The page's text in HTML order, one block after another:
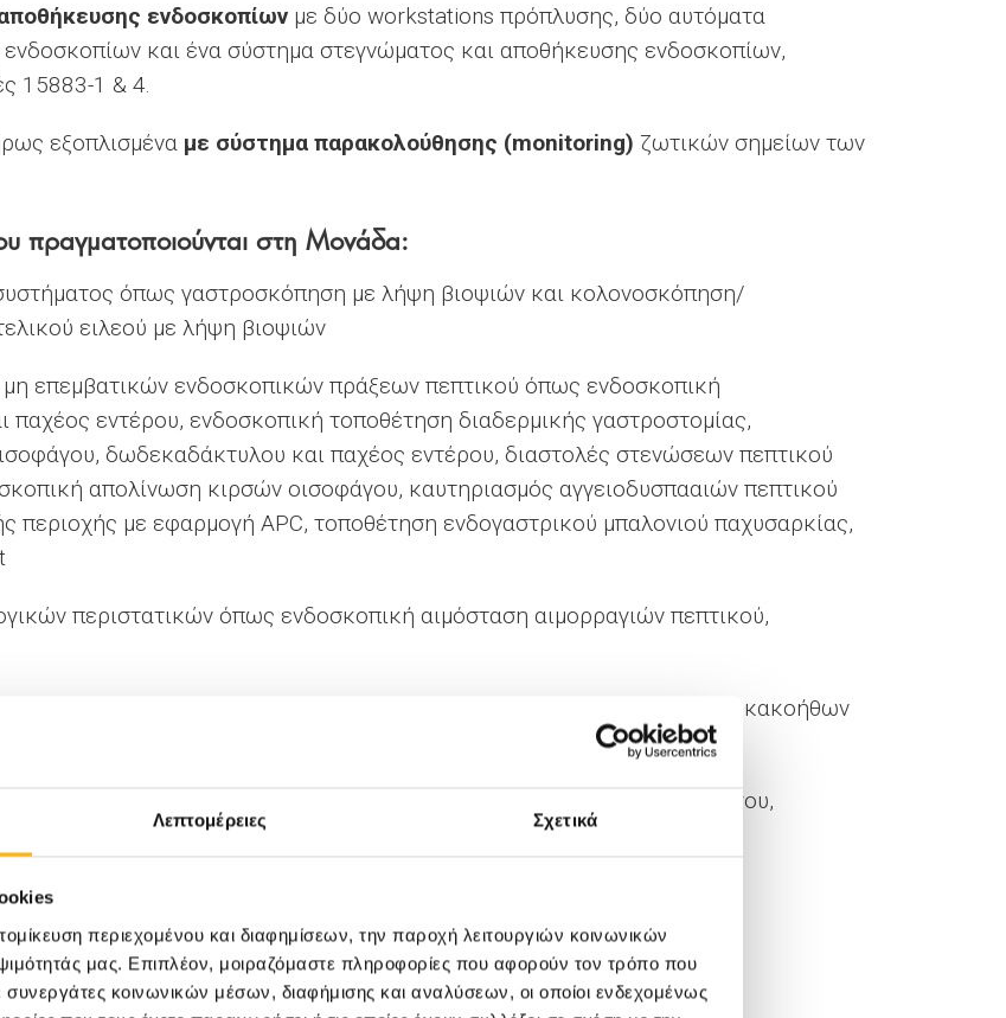
Λεπτομέρειες Σχετικά
περιεχομένου και διαφημίσεων, την παροχή λειτουργιών κοινωνικών
μας. Επιπλέον, μοιραζόμαστε πληροφορίες που αφορούν τον τρόπο που
συνεργάτες κοινωνικών μέσων, διαφήμισης και αναλύσεων, οι οποίοι ενδεχομένως
ενδοσκοπίων με δύο workstations πρόπλυσης, δύο αυτόματα
και ένα σύστημα στεγνώματος και αποθήκευσης ενδοσκοπίων,
15883-1 & 4.
εξοπλισμένα με σύστημα παρακολούθησης (monitoring) ζωτικών σημείων των
πραγματοποιούνται στη Μονάδα:
όπως γαστροσκόπηση με λήψη βιοψιών και κολονοσκόπηση/
ειλεού με λήψη βιοψιών
επεμβατικών ενδοσκοπικών πράξεων πεπτικού όπως ενδοσκοπική
εντέρου, ενδοσκοπική τοποθέτηση διαδερμικής γαστροστομίας,
δωδεκαδάκτυλου και παχέος εντέρου, διαστολές στενώσεων πεπτικού
απολίνωση κιρσών οισοφάγου, καυτηριασμός αγγειοδυσπααιών πεπτικού
με εφαρμογή APC, τοποθέτηση ενδογαστρικού μπαλονιού παχυσαρκίας,
περιστατικών όπως ενδοσκοπική αιμόσταση αιμορραγιών πεπτικού,
(ERCP) για την αντιμετώπιση καλοήθων και κακοήθων
του Ενδοσκοπικού Υπερηχογραφήματος (EUS) μεσοθωρακίου, οισοφάγου,
και ορθοπρωκτικής περιοχής.
Νοημοσύνης στην Γαστρεντερολογία